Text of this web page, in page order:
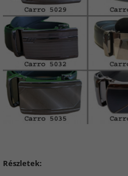
Részletek: